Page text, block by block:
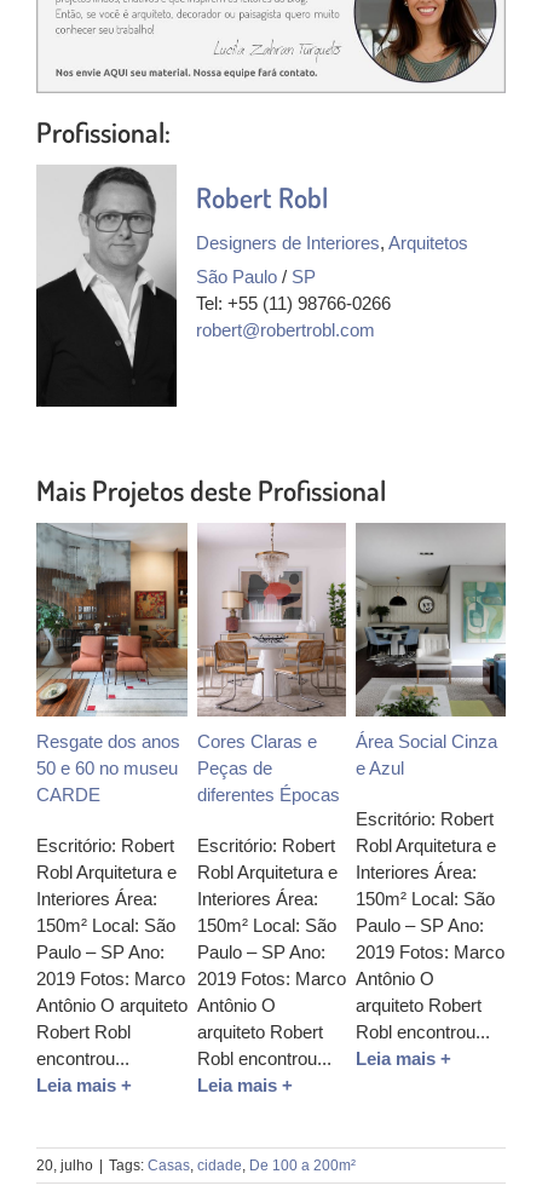
Profissional:
Robert Robl
Designers de Interiores, Arquitetos
São Paulo / SP
Tel: +55 (11) 98766-0266
robert@robertrobl.com
Mais Projetos deste Profissional
Resgate dos anos
50 e 60 no museu
CARDE
Escritório: Robert
Robl Arquitetura e
Interiores Área:
150m² Local: São
Paulo – SP Ano:
2019 Fotos: Marco
Antônio O arquiteto
Robert Robl
encontrou...
Leia mais +
Cores Claras e
Peças de
diferentes Épocas
Escritório: Robert
Robl Arquitetura e
Interiores Área:
150m² Local: São
Paulo – SP Ano:
2019 Fotos: Marco
Antônio O
arquiteto Robert
Robl encontrou...
Leia mais +
Área Social Cinza
e Azul
Escritório: Robert
Robl Arquitetura e
Interiores Área:
150m² Local: São
Paulo – SP Ano:
2019 Fotos: Marco
Antônio O
arquiteto Robert
Robl encontrou...
Leia mais +
20, julho Tags: Casas, cidade, De 100 a 200m²